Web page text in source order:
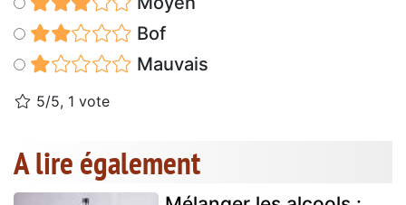
Bof
Mauvais
5/5, 1 vote
A lire également